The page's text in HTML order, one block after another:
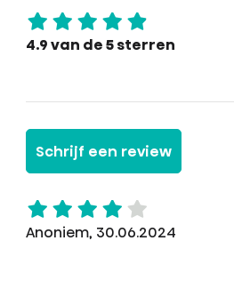
4.9 van de 5 sterren
Schrijf een review
Anoniem, 30.06.2024